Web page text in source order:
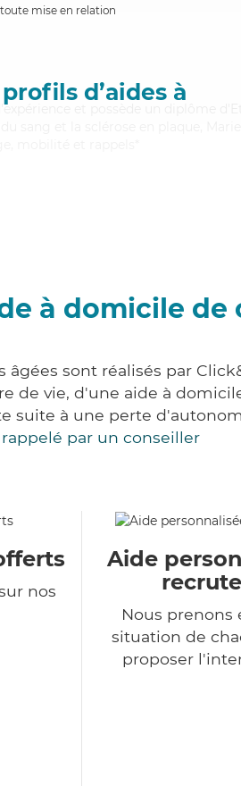
mise en relation
d’aides à
et possède un diplôme
sang et la sclérose en plaque, Marie
à domicile
âgées sont réalisés par
de vie, d'une aide à
suite à une perte
rappelé par un conseiller
nos
Aide
Nous prenons
situation de
proposer